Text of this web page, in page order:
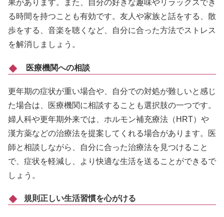
果があります。また、自分の好きな趣味やリラックスでき
る時間を持つことも有効です。友人や家族と話をする、散
歩をする、音楽を聴くなど、自分に合った方法でストレス
を解消しましょう。
医療機関への相談
更年期の症状が重い場合や、自分での対処が難しいと感じ
た場合は、医療機関に相談することも選択肢の一つです。
婦人科や更年期外来では、ホルモン補充療法（HRT）や
漢方薬などの治療法を提案してくれる場合があります。医
師と相談しながら、自分に合った治療法を見つけること
で、症状を軽減し、より快適な生活を送ることができるで
しょう。
規則正しい生活習慣を心がける